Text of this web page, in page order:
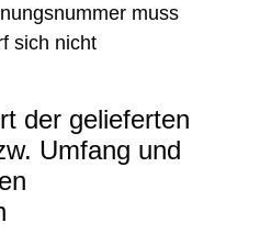
muss
sich nicht
der gelieferten
Umfang und